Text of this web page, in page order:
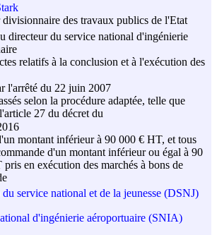
des travaux publics de l'Etat
directeur du service national d'ingénierie
relatifs à la conclusion et à l'exécution des
l'arrêté du 22 juin 2007
selon la procédure adaptée, telle que
27 du décret du
montant inférieur à 90 000 € HT, et tous
d'un montant inférieur ou égal à 90
en exécution des marchés à bons de
service national et de la jeunesse (DSNJ)
d'ingénierie aéroportuaire (SNIA)